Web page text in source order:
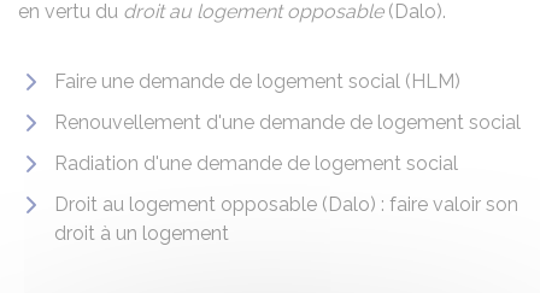
en vertu du droit au logement opposable(Dalo).
Faire une demande de logement social (HLM)
Renouvellement d'une demande de logement social
Radiation d'une demande de logement social
Droit au logement opposable (Dalo) : faire valoir son
droit à un logement